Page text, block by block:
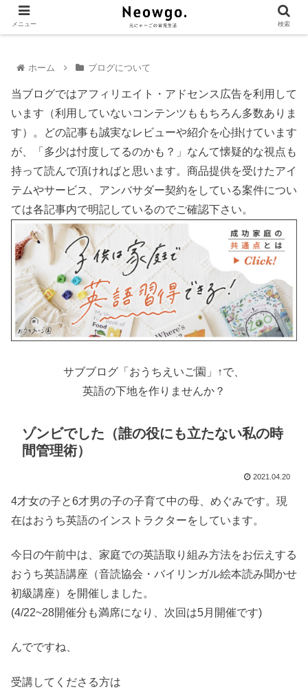
ホーム ブログについて
当ブログではアフィリエイト・アドセンス広告を利用して
います（利用していないコンテンツももちろん多数ありま
す）。どの記事も誠実なレビューや紹介を心掛けています
が、「多少は忖度してるのかも？」なんて懐疑的な視点も
持って読んで頂ければと思います。商品提供を受けたアイ
テムやサービス、アンバサダー契約をしている案件につい
ては各記事内で明記しているのでご確認下さい。
サブブログ「おうちえいご園」↑で、
英語の下地を作りませんか？
ゾンビでした（誰の役にも立たない私の時
間管理術）
2021.04.20
4才女の子と6才男の子の子育て中の母、めぐみです。現
在はおうち英語のインストラクターをしています。
今日の午前中は、家庭での英語取り組み方法をお伝えする
おうち英語講座（音読協会・バイリンガル絵本読み聞かせ
初級講座）を開催しました。
(4/22~28開催分も満席になり、次回は5月開催です)
んでですね、
受講してくださる方は
メニュー 検索